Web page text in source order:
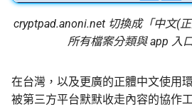
觀察
cryptpad.anoni.net 切換成「中文(
所有檔案分類與 app 入
在台灣，以及更廣的正體中文使用
被第三方平台默默收走內容的協作